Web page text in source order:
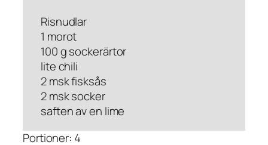
Risnudlar
1 morot
100 g sockerärtor
lite chili
2 msk fisksås
2 msk socker
saften av en lime
Portioner: 4